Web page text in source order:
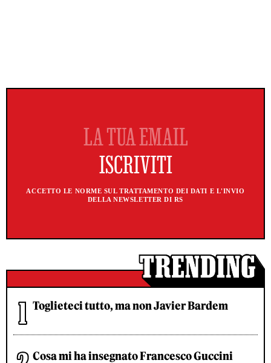
ACCETTO LE NORME SUL TRATTAMENTO DEI DATI E L'INVIO
DELLA NEWSLETTER DI RS
Toglieteci tutto, ma non Javier Bardem
Cosa mi ha insegnato Francesco Guccini